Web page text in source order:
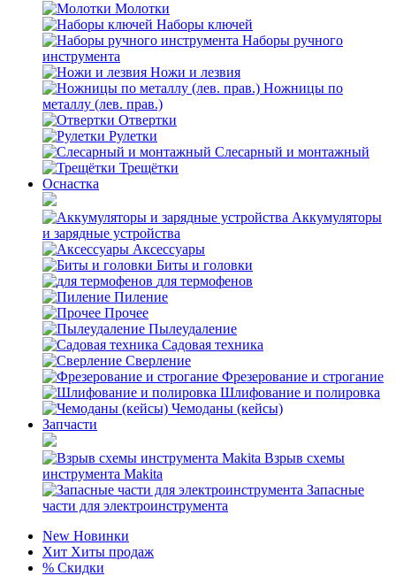
Молотки
Наборы ключей
Наборы ручного
инструмента
Ножи и лезвия
Ножницы по
металлу (лев. прав.)
Отвертки
Рулетки
Слесарный и монтажный
Трещётки
Оснастка
Аккумуляторы
и зарядные устройства
Аксессуары
Биты и головки
для термофенов
Пиление
Прочее
Пылеудаление
Садовая техника
Сверление
Фрезерование и строгание
Шлифование и полировка
Чемоданы (кейсы)
Запчасти
Взрыв схемы
инструмента Makita
Запасные
части для электроинструмента
New Новинки
Хит Хиты продаж
% Скидки